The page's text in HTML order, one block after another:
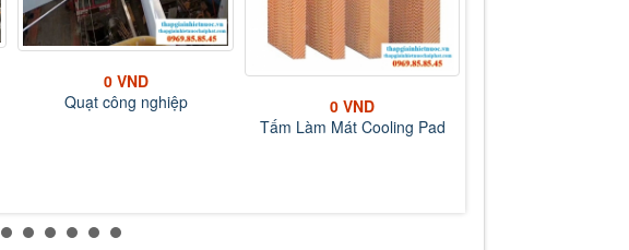
0 VND
Quạt công nghiệp
0 VND
Tấm Làm Mát Cooling Pad